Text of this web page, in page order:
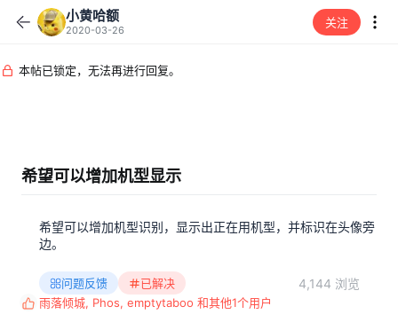
小黄哈额
2020-03-26
关注
本帖已锁定，无法再进行回复。
希望可以增加机型显示
希望可以增加机型识别，显示出正在用机型，并标识在头像旁
边。
问题反馈 已解决 4,144 浏览
反 雨落倾城, Phos, emptytaboo 和其他1个用户